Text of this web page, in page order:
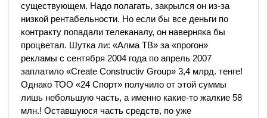
существующем. Надо полагать, закрылся он из-за
низкой рентабельности. Но если бы все деньги по
контракту попадали телеканалу, он наверняка бы
процветал. Шутка ли: «Алма ТВ» за «прогон»
рекламы с сентября 2004 года по апрель 2007
заплатило «Create Constructiv Group» 3,4 млрд. тенге!
Однако ТОО «24 Спорт» получило от этой суммы
лишь небольшую часть, а именно какие-то жалкие 58
млн.! Оставшуюся часть средств, по уже